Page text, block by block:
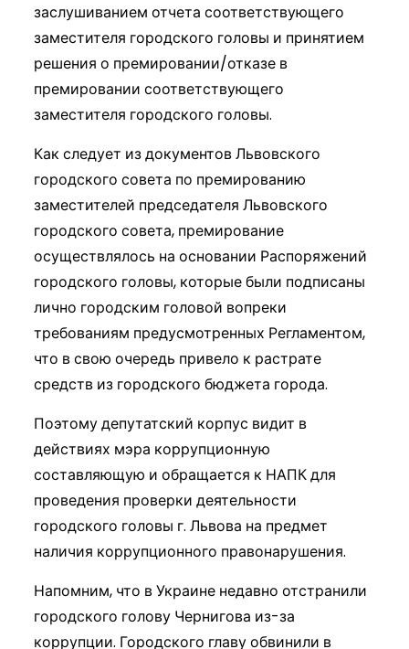
заслушиванием отчета соответствующего
заместителя городского головы и принятием
решения о премировании/отказе в
премировании соответствующего
заместителя городского головы.
Как следует из документов Львовского
городского совета по премированию
заместителей председателя Львовского
городского совета, премирование
осуществлялось на основании Распоряжений
городского головы, которые были подписаны
лично городским головой вопреки
требованиям предусмотренных Регламентом,
что в свою очередь привело к растрате
средств из городского бюджета города.
Поэтому депутатский корпус видит в
действиях мэра коррупционную
составляющую и обращается к НАПК для
проведения проверки деятельности
городского головы г. Львова на предмет
наличия коррупционного правонарушения.
Напомним, что в Украине недавно отстранили
городского голову Чернигова из-за
коррупции. Городского главу обвинили в